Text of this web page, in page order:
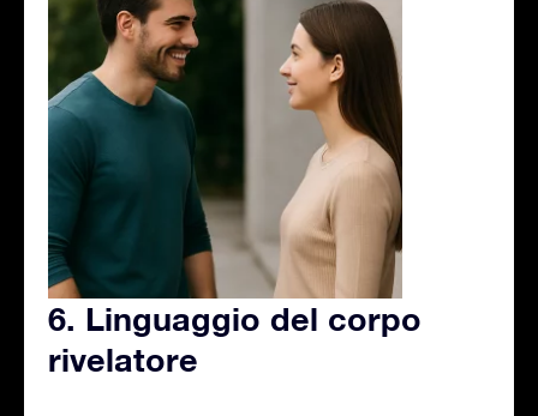
6. Linguaggio del corpo
rivelatore